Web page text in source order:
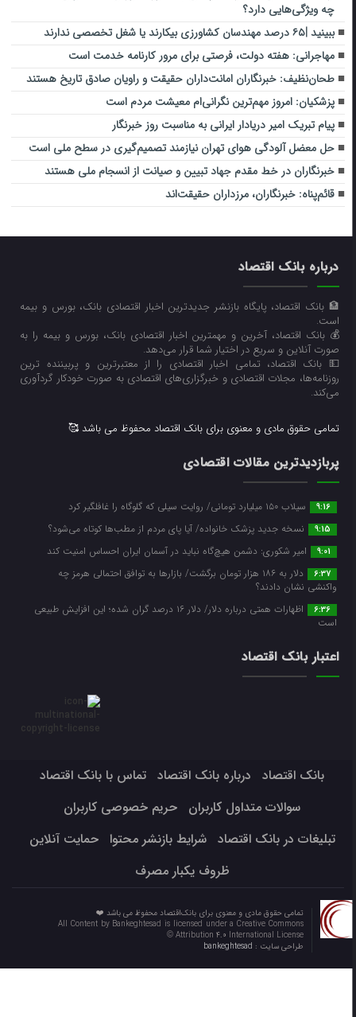
چه ویژگی‌هایی دارد؟
ببینید |۶۵ درصد مهندسان کشاورزی بیکارند یا شغل تخصصی ندارند
مهاجرانی: هفته دولت، فرصتی برای مرور کارنامه خدمت است
طحان‌نظیف: خبرنگاران امانت‌داران حقیقت و راویان صادق تاریخ‌ هستند
پزشکیان: امروز مهم‌ترین نگرانی‌ام معیشت مردم است
پیام تبریک امیر دریادار ایرانی به مناسبت روز خبرنگار
حل معضل آلودگی هوای تهران نیازمند تصمیم‌گیری در سطح ملی است
خبرنگاران در خط مقدم جهاد تبیین و صیانت از انسجام ملی هستند
قائم‌پناه: ‏خبرنگاران، مرزداران حقیقت‌اند
درباره بانک اقتصاد
🏦 بانک اقتصاد، پایگاه بازنشر جدیدترین اخبار اقتصادی بانک، بورس و بیمه
است.
💰 بانک اقتصاد، آخرین و مهمترین اخبار اقتصادی بانک، بورس و بیمه را به
صورت آنلاین و سریع در اختیار شما قرار می‌‌دهد.
💵 بانک اقتصاد، تمامی اخبار اقتصادی را از معتبرترین و پربیننده ترین
روزنامه‌ها، مجلات اقتصادی و خبرگزاری‌های اقتصادی به صورت خودکار گردآوری
می‌کند.
تمامی حقوق مادی و معنوی برای بانک اقتصاد محفوظ می باشد 🥰
پربازدیدترین مقالات اقتصادی
9:16 سیلاب ۱۵۰ میلیارد تومانی/ روایت سیلی که گلوگاه را غافلگیر کرد
9:15 نسخه جدید پزشک خانواده/ آیا پای مردم از مطب‌ها‌ کوتاه می‌شود؟
9:01 امیر شکوری: دشمن هیچ‌گاه نباید در آسمان ایران احساس امنیت کند
6:37
دلار به ۱۸۶ هزار تومان برگشت/ بازارها به توافق احتمالی هرمز چه
واکنشی نشان دادند؟
6:36
اظهارات همتی درباره دلار/ دلار ۱۶ درصد گران شده؛ این افزایش طبیعی
است
اعتبار بانک اقتصاد
بانک اقتصاد درباره بانک اقتصاد
تماس با بانک اقتصاد
سوالات متداول کاربران
حریم خصوصی کاربران
تبلیغات در بانک اقتصاد
شرایط بازنشر محتوا
حمایت آنلاین
ظروف یکبار مصرف
تمامی حقوق مادی و معنوی برای بانک‌اقتصاد محفوظ می باشد ❤️
All Content by Bankeghtesad is licensed under a Creative Commons
Attribution 4.0 International License ©️
طراحی سایت :